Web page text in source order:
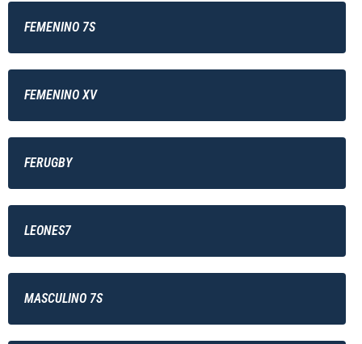
FEMENINO 7S
FEMENINO XV
FERUGBY
LEONES7
MASCULINO 7S